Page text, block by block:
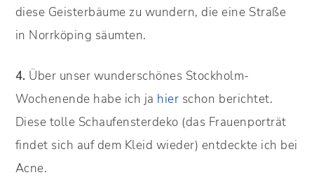
diese Geisterbäume zu wundern, die eine Straße
in Norrköping säumten.
4. Über unser wunderschönes Stockholm-
Wochenende habe ich ja hier schon berichtet.
Diese tolle Schaufensterdeko (das Frauenporträt
findet sich auf dem Kleid wieder) entdeckte ich bei
Acne.